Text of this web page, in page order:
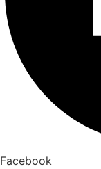
Facebook